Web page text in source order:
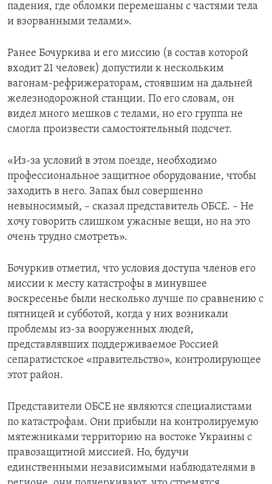
падения, где обломки перемешаны с частями тела
и взорванными телами».
Ранее Бочуркива и его миссию (в состав которой
входит 21 человек) допустили к нескольким
вагонам-рефрижераторам, стоявшим на дальней
железнодорожной станции. По его словам, он
видел много мешков с телами, но его группа не
смогла произвести самостоятельный подсчет.
«Из-за условий в этом поезде, необходимо
профессиональное защитное оборудование, чтобы
заходить в него. Запах был совершенно
невыносимый, – сказал представитель ОБСЕ. – Не
хочу говорить слишком ужасные вещи, но на это
очень трудно смотреть».
Бочуркив отметил, что условия доступа членов его
миссии к месту катастрофы в минувшее
воскресенье были несколько лучше по сравнению с
пятницей и субботой, когда у них возникали
проблемы из-за вооруженных людей,
представлявших поддерживаемое Россией
сепаратистское «правительство», контролирующее
этот район.
Представители ОБСЕ не являются специалистами
по катастрофам. Они прибыли на контролируемую
мятежниками территорию на востоке Украины с
правозащитной миссией. Но, будучи
единственными независимыми наблюдателями в